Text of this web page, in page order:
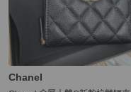
Chanel